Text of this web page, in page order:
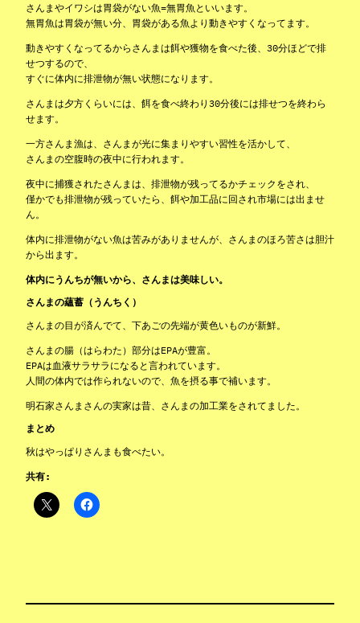
さんまやイワシは胃袋がない魚=無胃魚といいます。
無胃魚は胃袋が無い分、胃袋がある魚より動きやすくなってます。
動きやすくなってるからさんまは餌や獲物を食べた後、30分ほどで排
せつするので、
すぐに体内に排泄物が無い状態になります。
さんまは夕方くらいには、餌を食べ終わり30分後には排せつを終わら
せます。
一方さんま漁は、さんまが光に集まりやすい習性を活かして、
さんまの空腹時の夜中に行われます。
夜中に捕獲されたさんまは、排泄物が残ってるかチェックをされ、
僅かでも排泄物が残っていたら、餌や加工品に回され市場には出ませ
ん。
体内に排泄物がない魚は苦みがありませんが、さんまのほろ苦さは胆汁
から出ます。
体内にうんちが無いから、さんまは美味しい。
さんまの蘊蓄（うんちく）
さんまの目が済んでて、下あごの先端が黄色いものが新鮮。
さんまの腸（はらわた）部分はEPAが豊富。
EPAは血液サラサラになると言われています。
人間の体内では作られないので、魚を摂る事で補います。
明石家さんまさんの実家は昔、さんまの加工業をされてました。
まとめ
秋はやっぱりさんまも食べたい。
共有: